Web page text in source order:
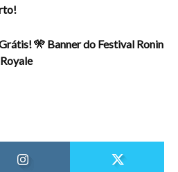
🎌 Banner do Festival Ronin